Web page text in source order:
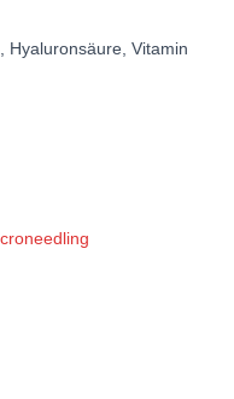
Hyaluronsäure, Vitamin